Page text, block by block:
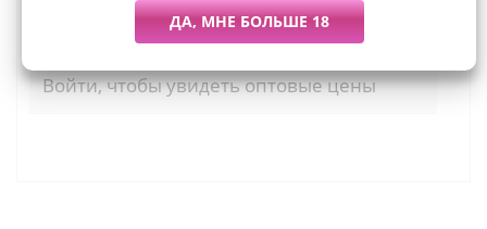
Более 7 дней назад
70 штук
Войти, чтобы увидеть оптовые цены